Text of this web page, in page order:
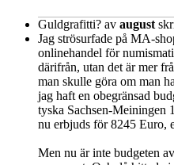
Guldgrafitti? av august
Jag strösurfade på MA-
onlinehandel för
därifrån, utan det är mer
man skulle göra om man
jag haft en obegränsad
tyska Sachsen-Meiningen
nu erbjuds för 8245 Euro,
Men nu är inte budgeten